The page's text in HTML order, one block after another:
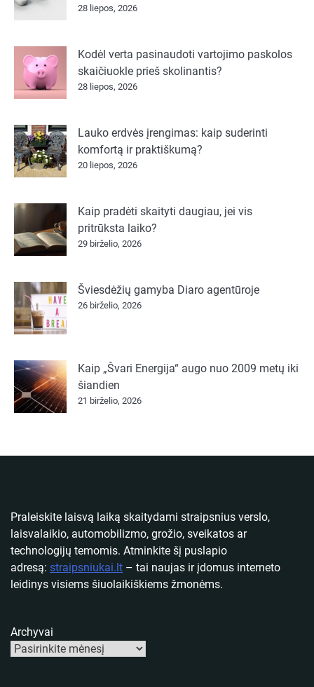
28 liepos, 2026
Kodėl verta pasinaudoti vartojimo paskolos
skaičiuokle prieš skolinantis?
28 liepos, 2026
Lauko erdvės įrengimas: kaip suderinti
komfortą ir praktiškumą?
20 liepos, 2026
Kaip pradėti skaityti daugiau, jei vis
pritrūksta laiko?
29 birželio, 2026
Šviesdėžių gamyba Diaro agentūroje
26 birželio, 2026
Kaip „Švari Energija“ augo nuo 2009 metų iki
šiandien
21 birželio, 2026
Praleiskite laisvą laiką skaitydami straipsnius verslo,
laisvalaikio, automobilizmo, grožio, sveikatos ar
technologijų temomis. Atminkite šį puslapio
adresą: straipsniukai.lt – tai naujas ir įdomus interneto
leidinys visiems šiuolaikiškiems žmonėms.
Archyvai